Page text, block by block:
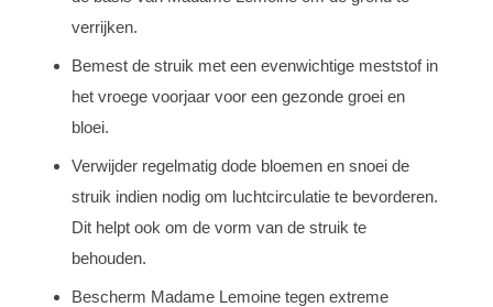
verrijken.
Bemest de struik met een evenwichtige meststof in
het vroege voorjaar voor een gezonde groei en
bloei.
Verwijder regelmatig dode bloemen en snoei de
struik indien nodig om luchtcirculatie te bevorderen.
Dit helpt ook om de vorm van de struik te
behouden.
Bescherm Madame Lemoine tegen extreme